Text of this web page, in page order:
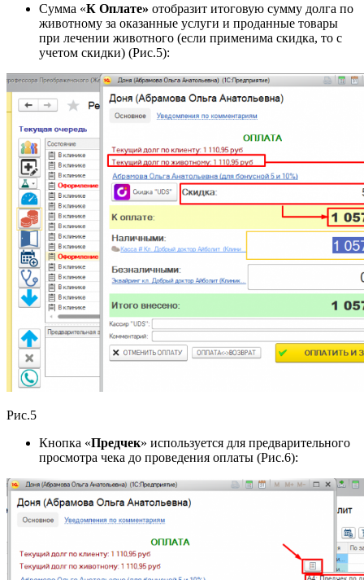
Сумма «К Оплате» отобразит итоговую сумму долга по
животному за оказанные услуги и проданные товары
при лечении животного (если применима скидка, то с
учетом скидки) (Рис.5):
Рис.5
Кнопка «Предчек» используется для предварительного
просмотра чека до проведения оплаты (Рис.6):